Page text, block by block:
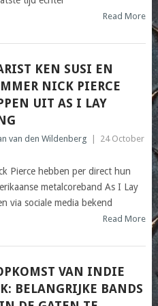
Read More
KEN SUSI EN
NICK PIERCE
UIT AS I LAY
van den Wildenberg
24 October
Pierce hebben per direct hun
metalcoreband As I Lay
via sociale media bekend
Read More
VAN INDIE
BELANGRIJKE BANDS